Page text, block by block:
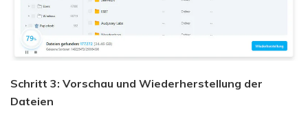
Schritt 3: Vorschau und Wiederherstellung der
Dateien